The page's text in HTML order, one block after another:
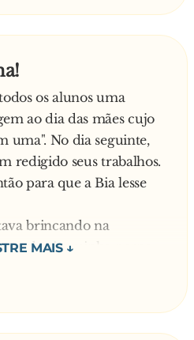
som marcial das fanfarras.
lhe:
a Santos e o papagaio,
tornou a perguntar:
quieto que é segredo de
sob o mais tremendo
ainda intrigado
vai dizer para onde
dizer pois é segredo
a Napoles onde
pelo povo, que
e desejar boas-vindas.
se virou para o seu
os alunos uma
ao dia das mães cujo
uma". No dia seguinte,
redigido seus trabalhos.
para que a Bia lesse
brincando na
quebrei a minha perna.
os dias cuidando de
Então fiquei boa
ler a sua.